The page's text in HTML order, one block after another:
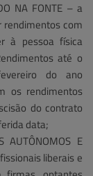
NA FONTE – a
rendimentos com
à pessoa física
até o
do ano
os rendimentos
do contrato
data;
AUTÔNOMOS E
liberais e